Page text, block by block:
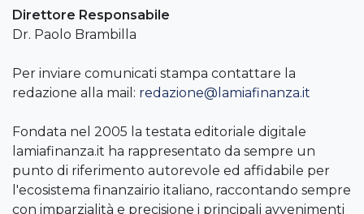
Direttore Responsabile
Dr. Paolo Brambilla
Per inviare comunicati stampa contattare la
redazione alla mail: redazione@lamiafinanza.it
Fondata nel 2005 la testata editoriale digitale
lamiafinanza.it ha rappresentato da sempre un
punto di riferimento autorevole ed affidabile per
l'ecosistema finanzairio italiano, raccontando sempre
con imparzialità e precisione i principali avvenimenti